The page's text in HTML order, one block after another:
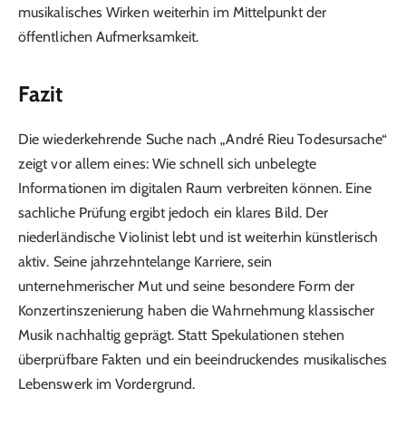
musikalisches Wirken weiterhin im Mittelpunkt der
öffentlichen Aufmerksamkeit.
Fazit
Die wiederkehrende Suche nach „André Rieu Todesursache“
zeigt vor allem eines: Wie schnell sich unbelegte
Informationen im digitalen Raum verbreiten können. Eine
sachliche Prüfung ergibt jedoch ein klares Bild. Der
niederländische Violinist lebt und ist weiterhin künstlerisch
aktiv. Seine jahrzehntelange Karriere, sein
unternehmerischer Mut und seine besondere Form der
Konzertinszenierung haben die Wahrnehmung klassischer
Musik nachhaltig geprägt. Statt Spekulationen stehen
überprüfbare Fakten und ein beeindruckendes musikalisches
Lebenswerk im Vordergrund.